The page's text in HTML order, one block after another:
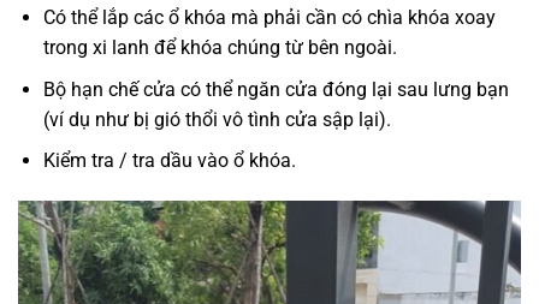
Có thể lắp các ổ khóa mà phải cần có chìa khóa xoay
trong xi lanh để khóa chúng từ bên ngoài.
Bộ hạn chế cửa có thể ngăn cửa đóng lại sau lưng bạn
(ví dụ như bị gió thổi vô tình cửa sập lại).
Kiểm tra / tra dầu vào ổ khóa.